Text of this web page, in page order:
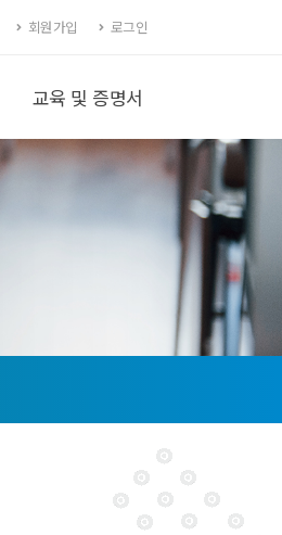
회원가입 로그인
교육 및 증명서